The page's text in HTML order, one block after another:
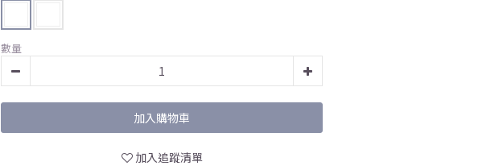
數量
加入購物車
加入追蹤清單